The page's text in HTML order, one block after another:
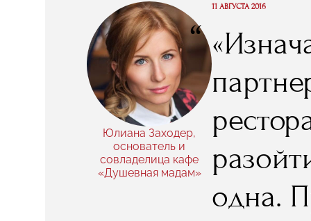
Юлиана Заходер,
основатель и
совладелица кафе
«Душевная мадам»
“
11 АВГУСТА 2016
одна.